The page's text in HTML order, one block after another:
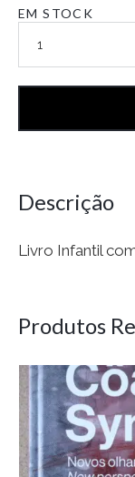
EM STOCK
Descrição
Livro Infantil
Produtos